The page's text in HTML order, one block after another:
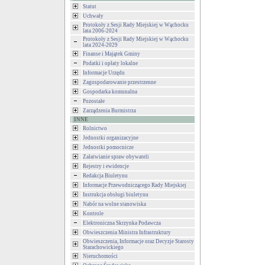
Statut
Uchwały
Protokoły z Sesji Rady Miejskiej w Wąchocku
lata 2006-2024
Protokoły z Sesji Rady Miejskiej w Wąchocku
lata 2024-2029
Finanse i Majątek Gminy
Podatki i opłaty lokalne
Informacje Urzędu
Zagospodarowanie przestrzenne
Gospodarka komunalna
Pozostałe
Zarządzenia Burmistrza
INNE
Rolnictwo
Jednostki organizacyjne
Jednostki pomocnicze
Załatwianie spraw obywateli
Rejestry i ewidencje
Redakcja Biuletynu
Informacje Przewodniczącego Rady Miejskiej
Instrukcja obsługi biuletynu
Nabór na wolne stanowiska
Kontrole
Elektroniczna Skrzynka Podawcza
Obwieszczenia Ministra Infrastruktury
Obwieszczenia, Informacje oraz Decyzje Starosty
Starachowickiego
Nieruchomości